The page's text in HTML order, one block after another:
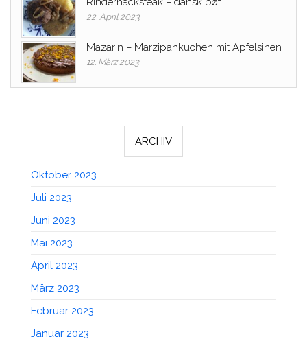
22. April 2023
Mazarin – Marzipankuchen mit Apfelsinen
12. März 2023
ARCHIV
Oktober 2023
Juli 2023
Juni 2023
Mai 2023
April 2023
März 2023
Februar 2023
Januar 2023